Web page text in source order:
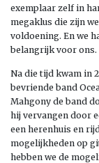
exemplaar zelf in
megaklus die zijn
voldoening. En we
belangrijk voor ons.
Na die tijd kwam in
bevriende band
Mahgony de band
hij vervangen door
een herenhuis en
mogelijkheden op
hebben we de